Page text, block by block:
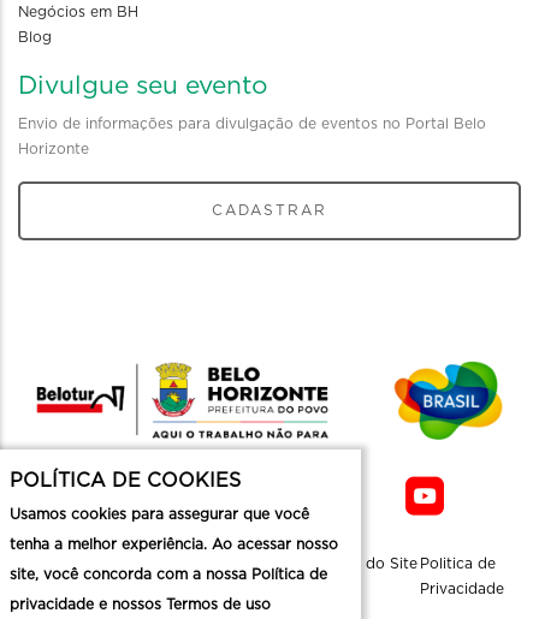
Negócios em BH
Blog
Divulgue seu evento
Envio de informações para divulgação de eventos no Portal Belo
Horizonte
CADASTRAR
Mapa do Site Politica de
Privacidade
POLÍTICA DE COOKIES
Usamos cookies para assegurar que você
tenha a melhor experiência. Ao acessar nosso
site, você concorda com a nossa Política de
privacidade e nossos Termos de uso